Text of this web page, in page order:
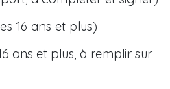
16 ans et plus)
ans et plus, à remplir sur